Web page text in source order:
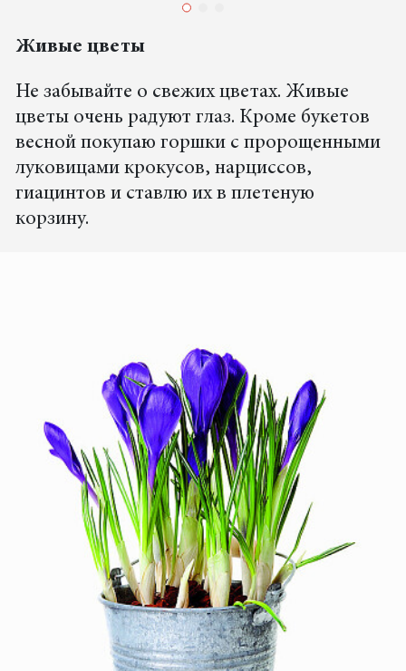
Живые цветы
Не забывайте о свежих цветах. Живые
цветы очень радуют глаз. Кроме букетов
весной покупаю горшки с пророщенными
луковицами крокусов, нарциссов,
гиацинтов и ставлю их в плетеную
корзину.